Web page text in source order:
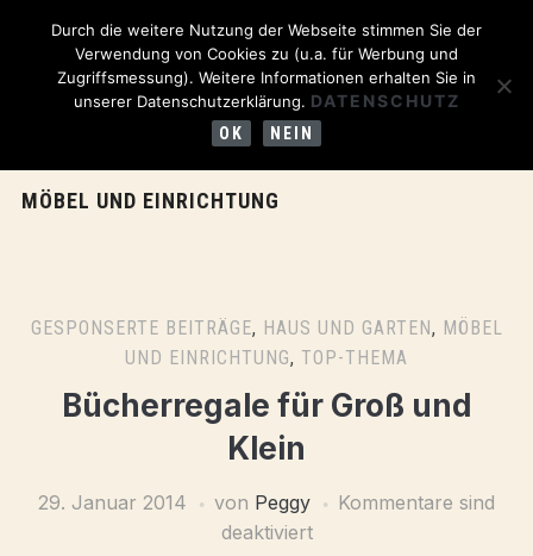
MÖBEL UND EINRICHTUNG
GESPONSERTE BEITRÄGE, HAUS UND GARTEN, MÖBEL
UND EINRICHTUNG, TOP-THEMA
Bücherregale für Groß und
Klein
29. Januar 2014 von Peggy
Kommentare sind
deaktiviert
Durch die weitere Nutzung der Webseite stimmen Sie der
Verwendung von Cookies zu (u.a. für Werbung und
Zugriffsmessung). Weitere Informationen erhalten Sie in
unserer Datenschutzerklärung. DATENSCHUTZ
OK NEIN